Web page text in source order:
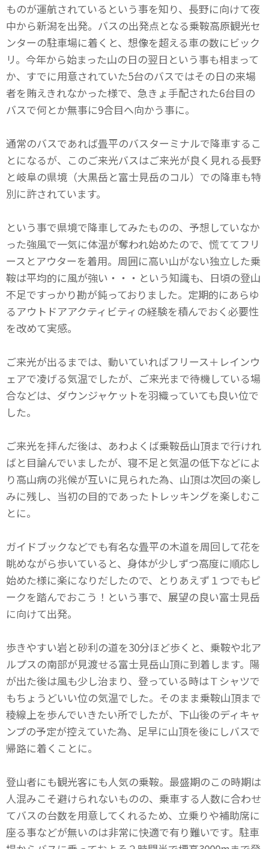
ものが運航されているという事を知り、長野に向けて夜
中から新潟を出発。バスの出発点となる乗鞍高原観光セ
ンターの駐車場に着くと、想像を超える車の数にビック
リ。今年から始まった山の日の翌日という事も相まって
か、すでに用意されていた5台のバスではその日の来場
者を賄えきれなかった様で、急きょ手配された6台目の
バスで何とか無事に9合目へ向かう事に。
通常のバスであれば畳平のバスターミナルで降車するこ
とになるが、このご来光バスはご来光が良く見れる長野
と岐阜の県境（大黒岳と富士見岳のコル）での降車も特
別に許されています。
という事で県境で降車してみたものの、予想していなか
った強風で一気に体温が奪われ始めたので、慌ててフリ
ースとアウターを着用。周囲に高い山がない独立した乗
鞍は平均的に風が強い・・・という知識も、日頃の登山
不足ですっかり勘が鈍っておりました。定期的にあらゆ
るアウトドアアクティビティの経験を積んでおく必要性
を改めて実感。
ご来光が出るまでは、動いていればフリース＋レインウ
ェアで凌げる気温でしたが、ご来光まで待機している場
合などは、ダウンジャケットを羽織っていても良い位で
した。
ご来光を拝んだ後は、あわよくば乗鞍岳山頂まで行けれ
ばと目論んでいましたが、寝不足と気温の低下などによ
り高山病の兆候が互いに見られた為、山頂は次回の楽し
みに残し、当初の目的であったトレッキングを楽しむこ
とに。
ガイドブックなどでも有名な畳平の木道を周回して花を
眺めながら歩いていると、身体が少しずつ高度に順応し
始めた様に楽になりだしたので、とりあえず１つでもピ
ークを踏んでおこう！という事で、展望の良い富士見岳
に向けて出発。
歩きやすい岩と砂利の道を30分ほど歩くと、乗鞍や北ア
ルプスの南部が見渡せる富士見岳山頂に到着します。陽
が出た後は風も少し治まり、登っている時はＴシャツで
もちょうどいい位の気温でした。そのまま乗鞍山頂まで
稜線上を歩んでいきたい所でしたが、下山後のディキャ
ンプの予定が控えていた為、足早に山頂を後にしバスで
帰路に着くことに。
登山者にも観光客にも人気の乗鞍。最盛期のこの時期は
人混みこそ避けられないものの、乗車する人数に合わせ
てバスの台数を用意してくれるため、立乗りや補助席に
座る事などが無いのは非常に快適で有り難いです。駐車